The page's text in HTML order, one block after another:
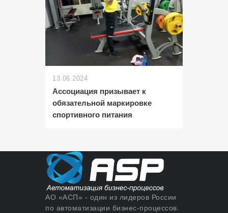
13.06.2024
Ассоциация призывает к
обязательной маркировке
спортивного питания
АО «АСП» - один из лидеров России
по автоматизации бизнес-процессов.